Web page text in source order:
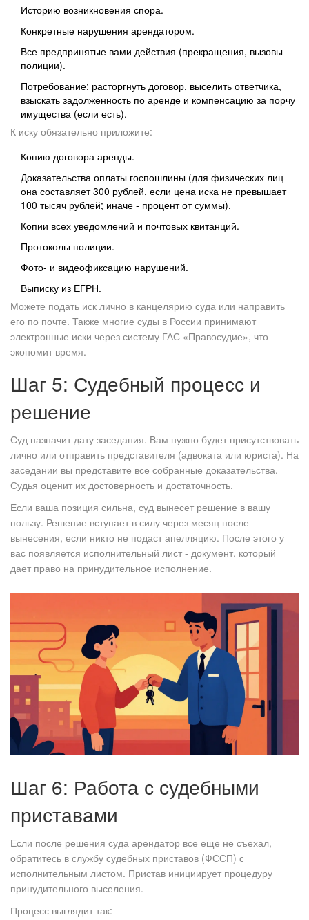
Историю возникновения спора.
Конкретные нарушения арендатором.
Все предпринятые вами действия (прекращения, вызовы
полиции).
Потребование: расторгнуть договор, выселить ответчика,
взыскать задолженность по аренде и компенсацию за порчу
имущества (если есть).
К иску обязательно приложите:
Копию договора аренды.
Доказательства оплаты госпошлины (для физических лиц
она составляет 300 рублей, если цена иска не превышает
100 тысяч рублей; иначе - процент от суммы).
Копии всех уведомлений и почтовых квитанций.
Протоколы полиции.
Фото- и видеофиксацию нарушений.
Выписку из ЕГРН.
Можете подать иск лично в канцелярию суда или направить
его по почте. Также многие суды в России принимают
электронные иски через систему ГАС «Правосудие», что
экономит время.
Шаг 5: Судебный процесс и
решение
Суд назначит дату заседания. Вам нужно будет присутствовать
лично или отправить представителя (адвоката или юриста). На
заседании вы представите все собранные доказательства.
Судья оценит их достоверность и достаточность.
Если ваша позиция сильна, суд вынесет решение в вашу
пользу. Решение вступает в силу через месяц после
вынесения, если никто не подаст апелляцию. После этого у
вас появляется исполнительный лист - документ, который
дает право на принудительное исполнение.
Шаг 6: Работа с судебными
приставами
Если после решения суда арендатор все еще не съехал,
обратитесь в службу судебных приставов (ФССП) с
исполнительным листом. Пристав инициирует процедуру
принудительного выселения.
Процесс выглядит так: